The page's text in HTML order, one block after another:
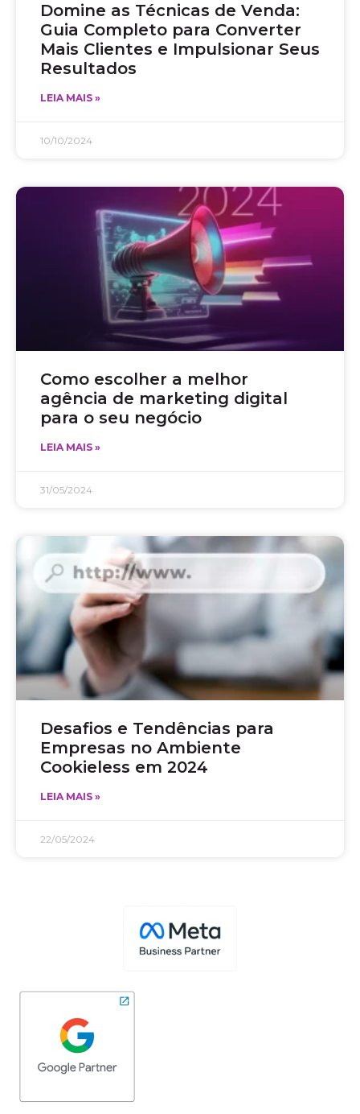
Domine as Técnicas de Venda:
Guia Completo para Converter
Mais Clientes e Impulsionar Seus
Resultados
LEIA MAIS »
10/10/2024
Como escolher a melhor
agência de marketing digital
para o seu negócio
LEIA MAIS »
31/05/2024
Desafios e Tendências para
Empresas no Ambiente
Cookieless em 2024
LEIA MAIS »
22/05/2024